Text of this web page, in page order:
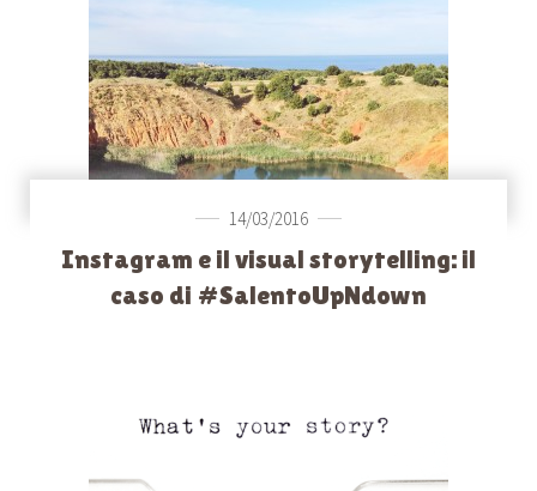
14/03/2016
Instagram e il visual storytelling: il
caso di #SalentoUpNdown